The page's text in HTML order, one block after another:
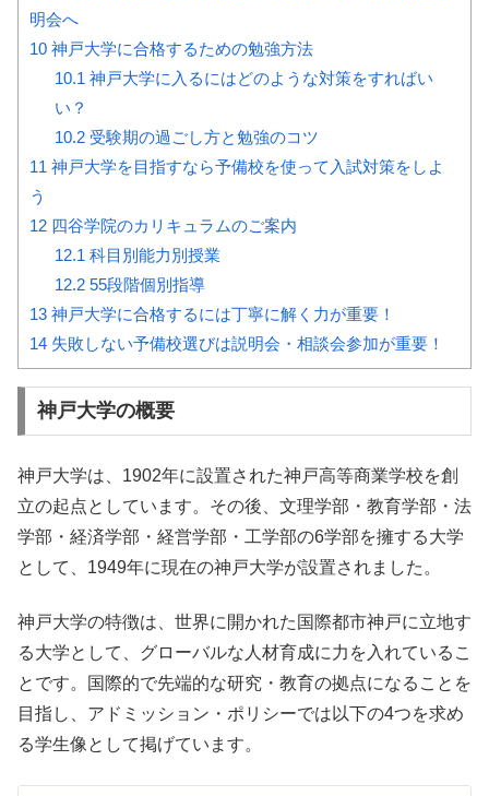
明会へ
10 神戸大学に合格するための勉強方法
10.1 神戸大学に入るにはどのような対策をすればい
い？
10.2受験期の過ごし方と勉強のコツ
11 神戸大学を目指すなら予備校を使って入試対策をしよ
う
12 四谷学院のカリキュラムのご案内
12.1 科目別能力別授業
12.255段階個別指導
13 神戸大学に合格するには丁寧に解く力が重要！
14 失敗しない予備校選びは説明会・相談会参加が重要！
神戸大学の概要
神戸大学は、1902年に設置された神戸高等商業学校を創
立の起点としています。その後、文理学部・教育学部・法
学部・経済学部・経営学部・工学部の6学部を擁する大学
として、1949年に現在の神戸大学が設置されました。
神戸大学の特徴は、世界に開かれた国際都市神戸に立地す
る大学として、グローバルな人材育成に力を入れているこ
とです。国際的で先端的な研究・教育の拠点になることを
目指し、アドミッション・ポリシーでは以下の4つを求め
る学生像として掲げています。